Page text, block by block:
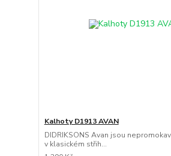
Kalhoty D1913 AVAN
DIDRIKSONS Avan jsou
v klasickém střih...